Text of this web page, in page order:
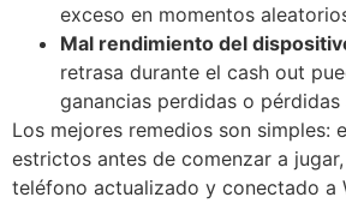
exceso en momentos
Mal rendimiento del
retrasa durante el cash out
ganancias perdidas o pérdidas
Los mejores remedios son simples:
estrictos antes de comenzar a
teléfono actualizado y conectado a